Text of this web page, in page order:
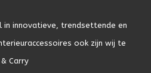
in innovatieve, trendsettende en
ook zijn wij te
Carry